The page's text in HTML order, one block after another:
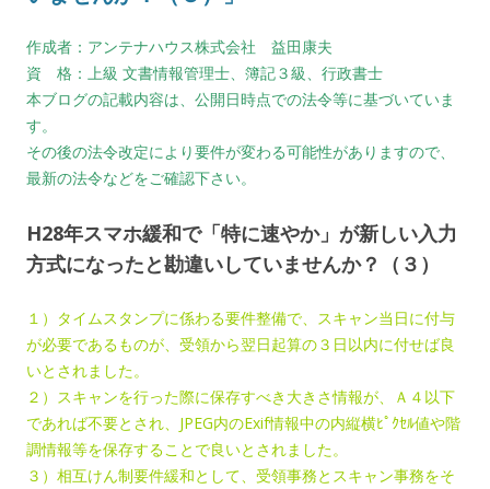
作成者：アンテナハウス株式会社 益田康夫
資 格：上級 文書情報管理士、簿記３級、行政書士
本ブログの記載内容は、公開日時点での法令等に基づいていま
す。
その後の法令改定により要件が変わる可能性がありますので、
最新の法令などをご確認下さい。
H28年スマホ緩和で「特に速やか」が新しい入力
方式になったと勘違いしていませんか？（３）
１）タイムスタンプに係わる要件整備で、スキャン当日に付与
が必要であるものが、受領から翌日起算の３日以内に付せば良
いとされました。
２）スキャンを行った際に保存すべき大きさ情報が、Ａ４以下
であれば不要とされ、JPEG内のExif情報中の内縦横ﾋﾟｸｾﾙ値や階
調情報等を保存することで良いとされました。
３）相互けん制要件緩和として、受領事務とスキャン事務をそ